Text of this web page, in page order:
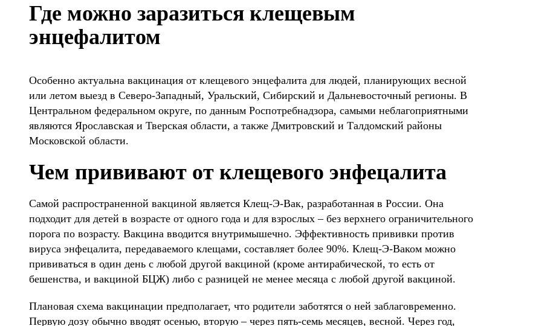
Где можно заразиться клещевым
энцефалитом
Особенно актуальна вакцинация от клещевого энцефалита для людей, планирующих весной
или летом выезд в Северо-Западный, Уральский, Сибирский и Дальневосточный регионы. В
Центральном федеральном округе, по данным Роспотребнадзора, самыми неблагоприятными
являются Ярославская и Тверская области, а также Дмитровский и Талдомский районы
Московской области.
Чем прививают от клещевого энфецалита
Самой распространенной вакциной является Клещ-Э-Вак, разработанная в России. Она
подходит для детей в возрасте от одного года и для взрослых – без верхнего ограничительного
порога по возрасту. Вакцина вводится внутримышечно. Эффективность прививки против
вируса энфецалита, передаваемого клещами, составляет более 90%. Клещ-Э-Ваком можно
прививаться в один день с любой другой вакциной (кроме антирабической, то есть от
бешенства, и вакциной БЦЖ) либо с разницей не менее месяца с любой другой вакциной.
Плановая схема вакцинации предполагает, что родители заботятся о ней заблаговременно.
Первую дозу обычно вводят осенью, вторую – через пять-семь месяцев, весной. Через год,